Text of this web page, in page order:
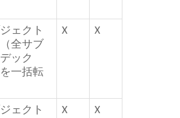
ェクト
全サブ
ック
一括転
X X
ェクト
X X